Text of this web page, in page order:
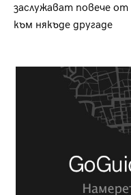
заслужават повече
към някъде другаде